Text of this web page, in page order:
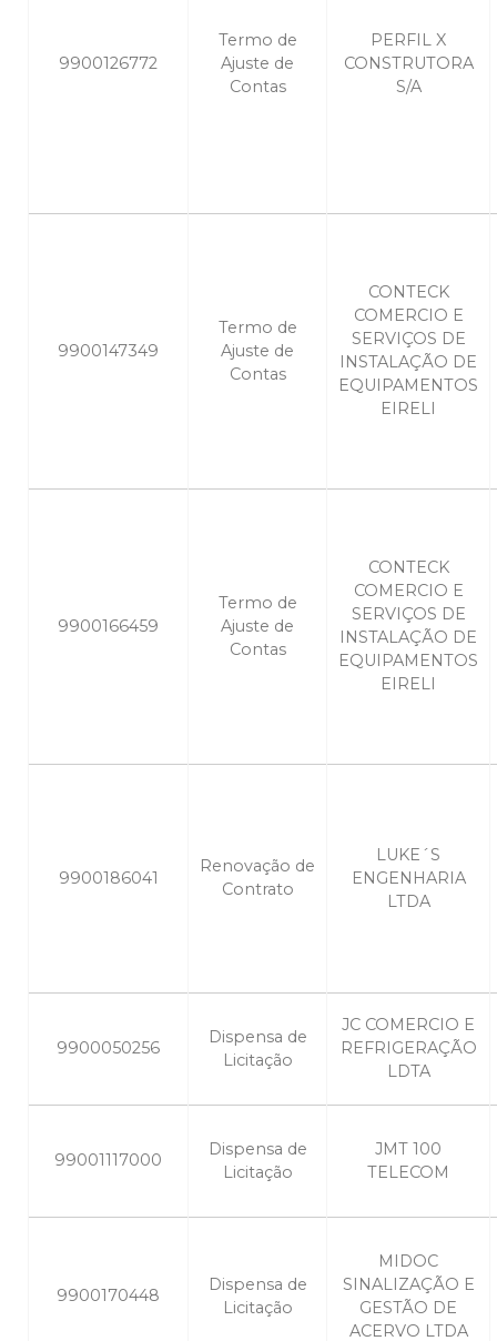
9900126772
Termo de
Ajuste de
Contas
PERFIL X
CONSTRUTORA
S/A
9900147349
Termo de
Ajuste de
Contas
CONTECK
COMERCIO E
SERVIÇOS DE
INSTALAÇÃO DE
EQUIPAMENTOS
EIRELI
9900166459
Termo de
Ajuste de
Contas
CONTECK
COMERCIO E
SERVIÇOS DE
INSTALAÇÃO DE
EQUIPAMENTOS
EIRELI
9900186041
Renovação de
Contrato
LUKE´S
ENGENHARIA
LTDA
9900050256
Dispensa de
Licitação
JC COMERCIO E
REFRIGERAÇÃO
LDTA
99001117000
Dispensa de
Licitação
JMT 100
TELECOM
9900170448
Dispensa de
Licitação
MIDOC
SINALIZAÇÃO E
GESTÃO DE
ACERVO LTDA